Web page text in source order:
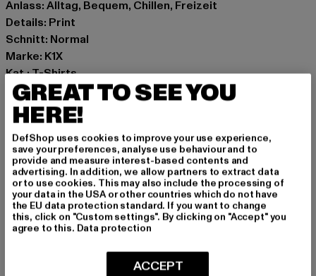
Anlass: Alltag, Bequem, Chillen, Freizeit
Details: Print
Schnitt: Normal
Marke: K1X
Kat.: T-Shirts
Farbe: grau
Hersteller Farbe: grey melange
Materialzusammensetzung: 100% Baumwolle
Art.Nr: 60300303-00735
Hersteller: Urban Styles Agency GmbH & Co. KG |
agentur@urbanstylesagency.com
Schanzenstraße 41 | 51063 Köln | DE
GRÖSSE & PASSFORM
GREAT TO SEE YOU
HERE!
DefShop uses cookies to improve your use experience,
save your preferences, analyse use behaviour and to
provide and measure interest-based contents and
advertising. In addition, we allow partners to extract data
or to use cookies. This may also include the processing of
your data in the USA or other countries which do not have
the EU data protection standard. If you want to change
this, click on "Custom settings". By clicking on "Accept" you
agree to this. Data protection
ACCEPT